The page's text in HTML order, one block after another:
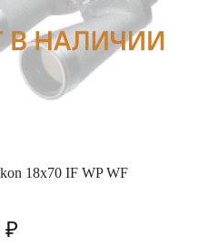
18x70 IF WP WF
₽